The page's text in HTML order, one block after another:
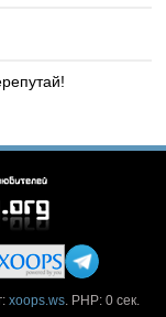
xoops.ws. PHP: 0 сек.